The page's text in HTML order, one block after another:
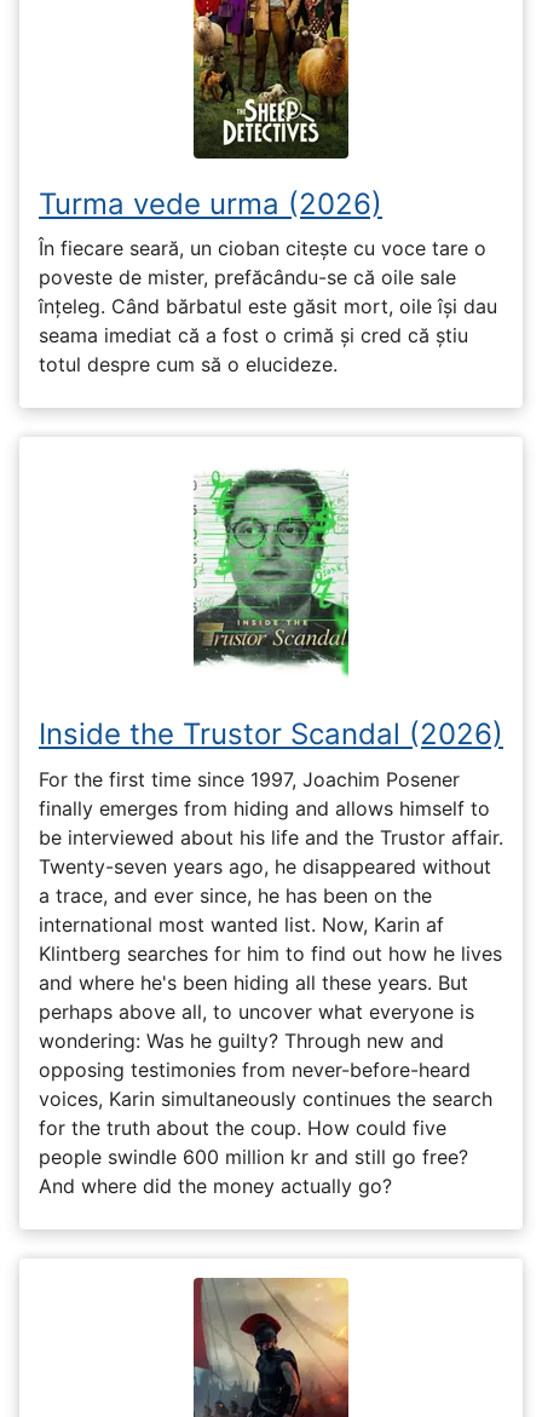
Turma vede urma (2026)
În fiecare seară, un cioban citește cu voce tare o
poveste de mister, prefăcându-se că oile sale
înțeleg. Când bărbatul este găsit mort, oile își dau
seama imediat că a fost o crimă și cred că știu
totul despre cum să o elucideze.
Inside the Trustor Scandal (2026)
For the first time since 1997, Joachim Posener
finally emerges from hiding and allows himself to
be interviewed about his life and the Trustor affair.
Twenty-seven years ago, he disappeared without
a trace, and ever since, he has been on the
international most wanted list. Now, Karin af
Klintberg searches for him to find out how he lives
and where he's been hiding all these years. But
perhaps above all, to uncover what everyone is
wondering: Was he guilty? Through new and
opposing testimonies from never-before-heard
voices, Karin simultaneously continues the search
for the truth about the coup. How could five
people swindle 600 million kr and still go free?
And where did the money actually go?